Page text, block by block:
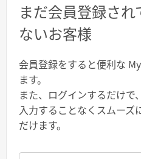
まだ会員登録され
ないお客様
会員登録をすると便利な
ます。
また、ログインするだけで
入力することなくスムーズ
だけます。